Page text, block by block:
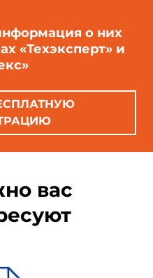
о них
«Техэксперт» и
вас